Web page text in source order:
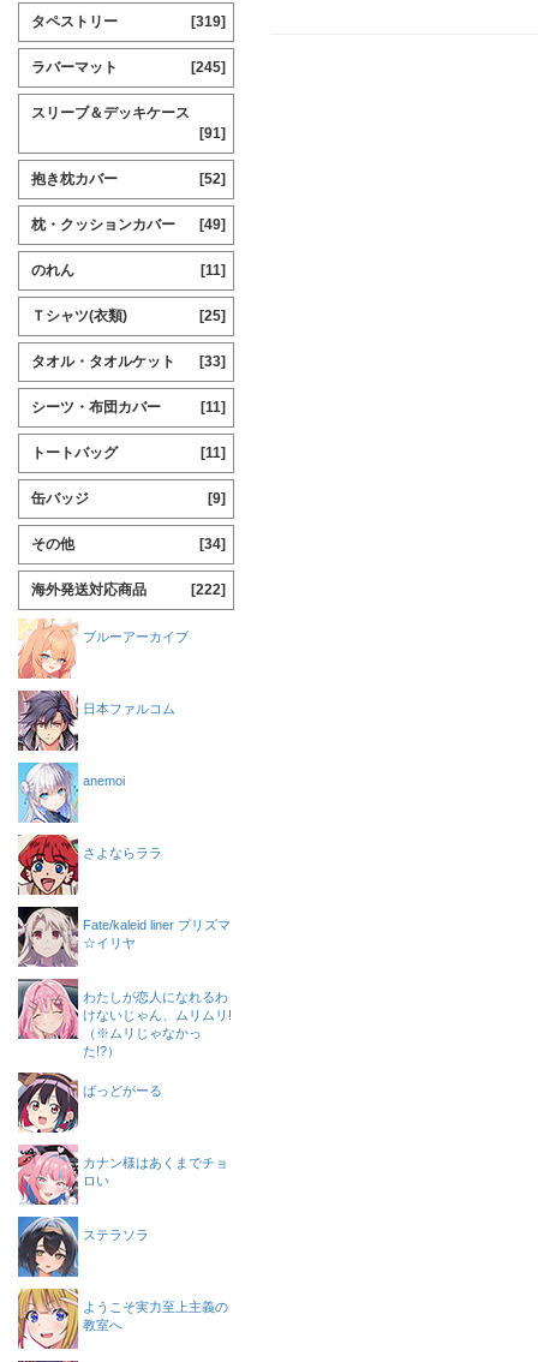
タペストリー [319]
ラバーマット [245]
スリーブ＆デッキケース
[91]
抱き枕カバー [52]
枕・クッションカバー [49]
のれん [11]
Ｔシャツ(衣類) [25]
タオル・タオルケット [33]
シーツ・布団カバー [11]
トートバッグ [11]
缶バッジ [9]
その他 [34]
海外発送対応商品 [222]
ブルーアーカイブ
日本ファルコム
anemoi
さよならララ
Fate/kaleid liner プリズマ
☆イリヤ
わたしが恋人になれるわ
けないじゃん、ムリムリ!
（※ムリじゃなかっ
た!?）
ばっどがーる
カナン様はあくまでチョ
ロい
ステラソラ
ようこそ実力至上主義の
教室へ